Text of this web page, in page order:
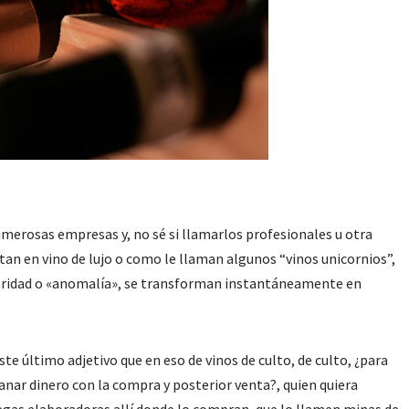
empresas y, no sé si llamarlos profesionales u otra
en vino de lujo o como le llaman algunos “vinos unicornios”,
o «anomalía», se transforman instantáneamente en
último adjetivo que en eso de vinos de culto, de culto, ¿para
dinero con la compra y posterior venta?, quien quiera